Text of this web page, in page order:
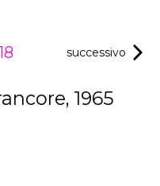
successivo
1965